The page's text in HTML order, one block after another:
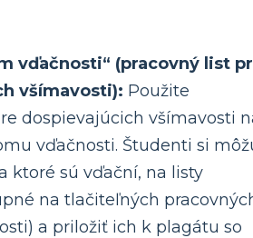
vďačnosti“ (pracovný list
všímavosti): Použite
dospievajúcich všímavosti
vďačnosti. Študenti si
ktoré sú vďační, na listy
na tlačiteľných
a priložiť ich k plagátu so